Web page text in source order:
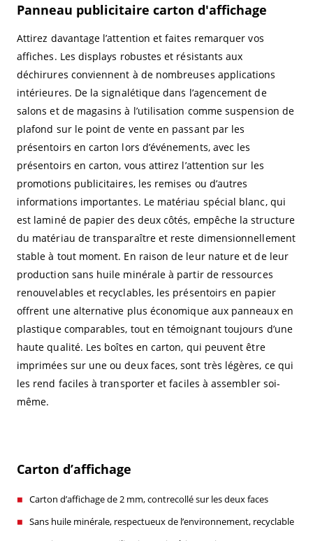
Panneau publicitaire carton d'affichage
Attirez davantage l’attention et faites remarquer vos
affiches. Les displays robustes et résistants aux
déchirures conviennent à de nombreuses applications
intérieures. De la signalétique dans l’agencement de
salons et de magasins à l’utilisation comme suspension de
plafond sur le point de vente en passant par les
présentoirs en carton lors d’événements, avec les
présentoirs en carton, vous attirez l’attention sur les
promotions publicitaires, les remises ou d’autres
informations importantes. Le matériau spécial blanc, qui
est laminé de papier des deux côtés, empêche la structure
du matériau de transparaître et reste dimensionnellement
stable à tout moment. En raison de leur nature et de leur
production sans huile minérale à partir de ressources
renouvelables et recyclables, les présentoirs en papier
offrent une alternative plus économique aux panneaux en
plastique comparables, tout en témoignant toujours d’une
haute qualité. Les boîtes en carton, qui peuvent être
imprimées sur une ou deux faces, sont très légères, ce qui
les rend faciles à transporter et faciles à assembler soi-
même.
Carton d’affichage
Carton d’affichage de 2 mm, contrecollé sur les deux faces
Sans huile minérale, respectueux de l’environnement, recyclable